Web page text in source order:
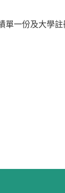
單一份及大學註